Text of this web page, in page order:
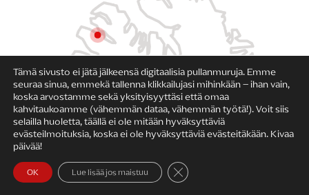
Tämä sivusto ei jätä jälkeensä digitaalisia pullanmuruja. Emme
seuraa sinua, emmekä tallenna klikkailujasi mihinkään – ihan vain,
koska arvostamme sekä yksityisyyttäsi että omaa
kahvitaukoamme (vähemmän dataa, vähemmän työtä!). Voit siis
selailla huoletta, täällä ei ole mitään hyväksyttäviä
evästeilmoituksia, koska ei ole hyväksyttäviä evästeitäkään. Kivaa
päivää!
OK Lue lisää jos maistuu Sulje evästebanneri